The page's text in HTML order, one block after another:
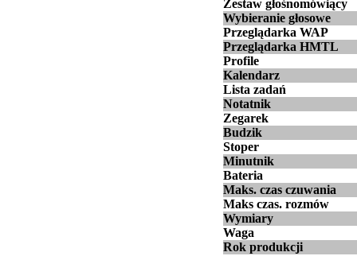
Zestaw głośnomówiący
Wybieranie głosowe
Przeglądarka WAP
Przeglądarka HMTL
Profile
Kalendarz
Lista zadań
Notatnik
Zegarek
Budzik
Stoper
Minutnik
Bateria
Maks. czas czuwania
Maks czas. rozmów
Wymiary
Waga
Rok produkcji